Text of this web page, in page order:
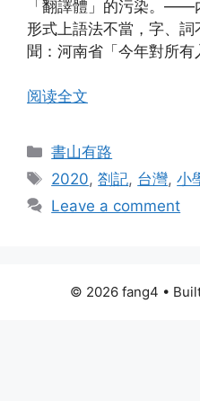
「翻譯體」的污染。——
形式上語法不當，字、
聞：河南省「今年對所
阅读全文
Categories
書山有路
Tags
2020,劄記, 台灣,小
Leave a comment
© 2026 fang4 •